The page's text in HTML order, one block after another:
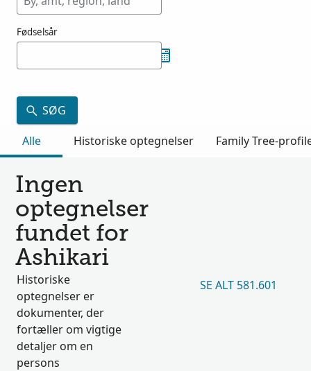
Fødselsår
SØG
Alle
Historiske optegnelser Family Tree-
Ingen
optegnelser
fundet for
Ashikari
Historiske
optegnelser er
dokumenter, der
fortæller om vigtige
detaljer om en
persons
SE ALT 581.601